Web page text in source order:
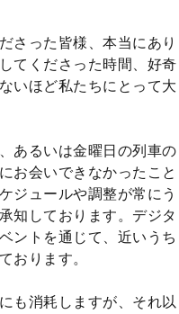
さった皆様、本当にあり
てくださった時間、好奇
いほど私たちにとって大
あるいは金曜日の列車の
お会いできなかったこと
ジュールや調整が常にう
知しております。デジタ
ントを通じて、近いうち
おります。
も消耗しますが、それ以